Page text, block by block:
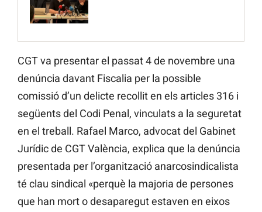
CGT va presentar el passat 4 de novembre una
denúncia davant Fiscalia per la possible
comissió d’un delicte recollit en els articles 316 i
següents del Codi Penal, vinculats a la seguretat
en el treball. Rafael Marco, advocat del Gabinet
Jurídic de CGT València, explica que la denúncia
presentada per l’organització anarcosindicalista
té clau sindical «perquè la majoria de persones
que han mort o desaparegut estaven en eixos